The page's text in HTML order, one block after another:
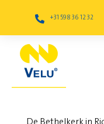
+31 598 36 12 32
Bethelkerk
De Bethelkerk in